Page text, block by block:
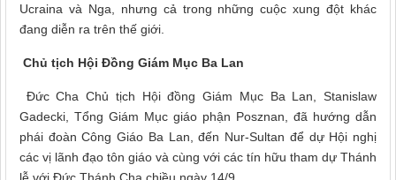
Ucraina và Nga, nhưng cả trong những cuộc xung đột khác
đang diễn ra trên thế giới.
Chủ tịch Hội Đồng Giám Mục Ba Lan
Đức Cha Chủ tịch Hội đồng Giám Mục Ba Lan, Stanislaw
Gadecki, Tổng Giám Mục giáo phận Posznan, đã hướng dẫn
phái đoàn Công Giáo Ba Lan, đến Nur-Sultan để dự Hội nghị
các vị lãnh đạo tôn giáo và cùng với các tín hữu tham dự Thánh
lễ với Đức Thánh Cha chiều ngày 14/9.